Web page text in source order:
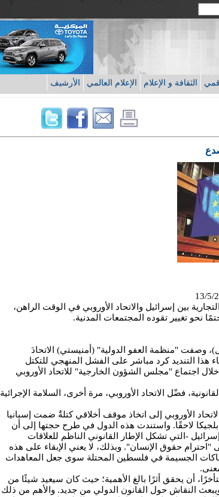
الثقافة و الإعلام الإعلام العالمي الأرشيف
بين إسرائيل والاتحاد الأوروبي في الوقت الراهن،
نحو تغيير تقوده المجتمعات المدنية.
في 21 نيسان (أبريل)، وصفت "منظمة العفو الدولية" (أمنيستي) الاتحادَ
هذا التنديد كرد مباشر على الفشل المنهجي للتكتل
اجتماع "مجلس الشؤون الخارجية" للاتحاد الأوروبي
فضّل الاتحاد الأوروبي، مرة أخرى، السلامة الإجرائية
الأوروبي إلى اتخاذ موقف أخلاقي كتلةٌ ضمت إسبانيا
بلجيكا لاحقًا. واستندت هذه الدول في طرح حجتها إلى أن
-التي تشكل الإطار القانوني الناظم للعلاقات
"احترام حقوق الإنسان". وبذلك، لا يعني الإبقاء على هذه
الجسيمة في فلسطين المحتلة سوى جعل المعاهدات
أن يحقق أثرًا بالغ الأهمية؛ حيث كان سيعيد شيئًا من
ويبعث النقاش حول القانون الدولي من جديد. والأهم من ذلك